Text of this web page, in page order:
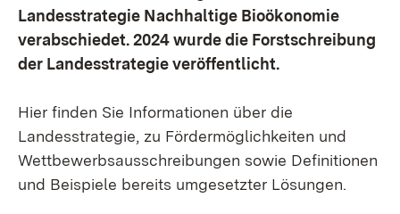
Landesstrategie Nachhaltige Bioökonomie
verabschiedet. 2024 wurde die Forstschreibung
der Landesstrategie veröffentlicht.
Hier finden Sie Informationen über die
Landesstrategie, zu Fördermöglichkeiten und
Wettbewerbsausschreibungen sowie Definitionen
und Beispiele bereits umgesetzter Lösungen.